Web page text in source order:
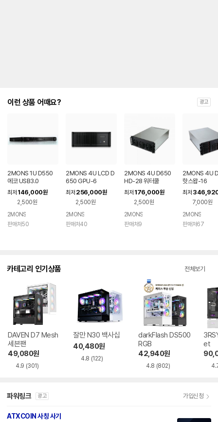
이런 상품 어때요? 광고
2MONS 1U D550
에코 USB3.0
최저 146,000원
2,500원
2MONS
판매처50
2MONS 4U LCD D
650 GPU-6
최저 256,000원
2,500원
2MONS
판매처40
2MONS 4U D650
HD-28 워터쿨
최저 176,000원
2,500원
2MONS
판매처9
2MONS 4U
핫스왑-16
최저
7,000원
2MONS
판매처67
카테고리 인기상품 전체보기
DAVEN D7 Mesh
세븐팬
49,080원
4.9 (301)
잘만 N30 백사십
40,480원
4.8 (122)
darkFlash DS500
RGB
42,940원
4.8 (802)
et
파워링크 광고 가입신청
ATXCOIN 사칭 사기